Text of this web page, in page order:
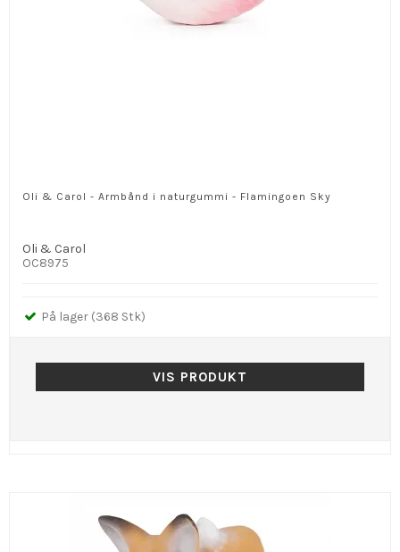
Oli & Carol - Armbånd i naturgummi - Flamingoen Sky
Oli & Carol
OC8975
På lager (368 Stk)
VIS PRODUKT